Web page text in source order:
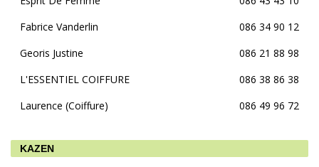
Fabrice Vanderlin
086 34 90 12
Georis Justine
086 21 88 98
L'ESSENTIEL COIFFURE
086 38 86 38
Laurence (Coiffure)
086 49 96 72
KAZEN